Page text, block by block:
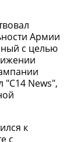
Армии
с целью
"C14 News",
к
с